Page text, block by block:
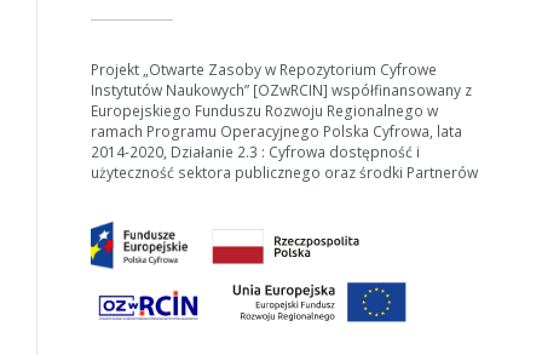
Jeśli generowanie trwa zbyt długo można ograniczyć dane np.
zmniejszając zakres lat.
Anuluj
Projekt „Otwarte Zasoby w Repozytorium Cyfrowe
Instytutów Naukowych” [OZwRCIN] współfinansowany z
Europejskiego Funduszu Rozwoju Regionalnego w
ramach Programu Operacyjnego Polska Cyfrowa, lata
2014-2020, Działanie 2.3 : Cyfrowa dostępność i
użyteczność sektora publicznego oraz środki Partnerów